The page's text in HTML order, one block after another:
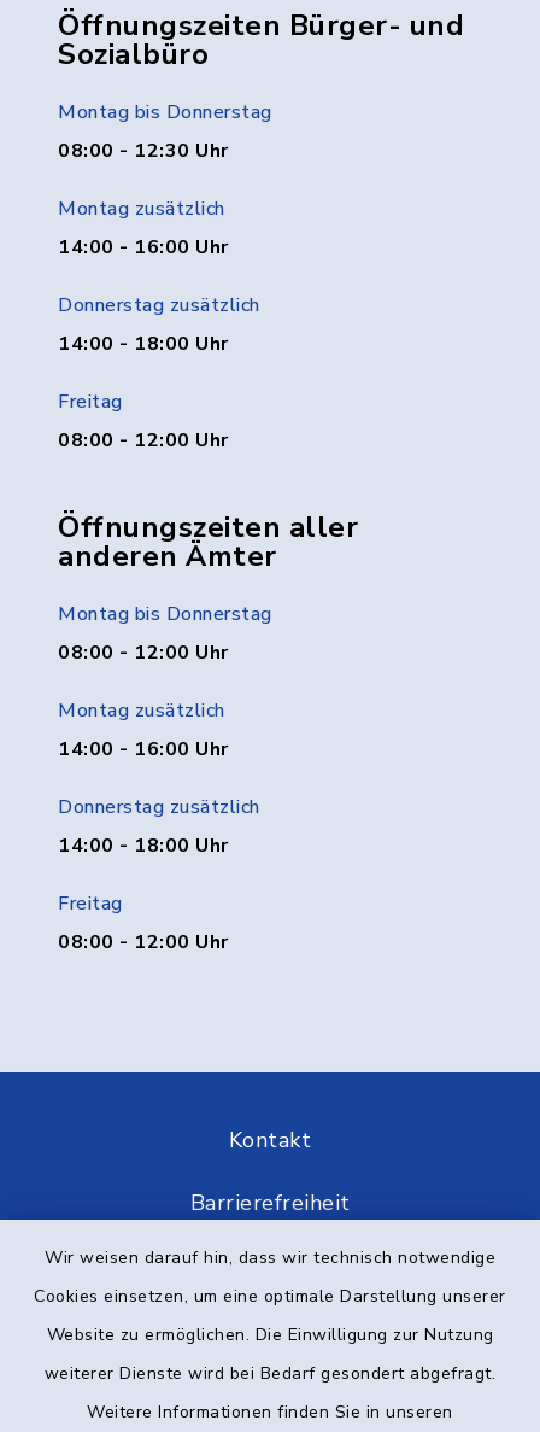
Wir weisen darauf hin, dass wir technisch notwendige
Cookies einsetzen, um eine optimale Darstellung unserer
Website zu ermöglichen. Die Einwilligung zur Nutzung
weiterer Dienste wird bei Bedarf gesondert abgefragt.
Weitere Informationen finden Sie in unseren
Öffnungszeiten Bürger- und
Sozialbüro
Montag bis Donnerstag
08:00 - 12:30 Uhr
Montag zusätzlich
14:00 - 16:00 Uhr
Donnerstag zusätzlich
14:00 - 18:00 Uhr
Freitag
08:00 - 12:00 Uhr
Öffnungszeiten aller
anderen Ämter
Montag bis Donnerstag
08:00 - 12:00 Uhr
Montag zusätzlich
14:00 - 16:00 Uhr
Donnerstag zusätzlich
14:00 - 18:00 Uhr
Freitag
08:00 - 12:00 Uhr
Kontakt
Barrierefreiheit
Datenschutz
Impressum
Elektronische Kommunikation